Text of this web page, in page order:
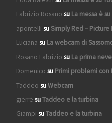
Fabrizio Rosano su La messa è
apontelli suSimply Red – Picture
Luciana su La webcam di
Rosano Fabrizio su La prima neve
Domenico su Primi problemi con
Taddeo suWebcam
gierre suTaddeo e la turbina
Giampi suTaddeo e la turbina